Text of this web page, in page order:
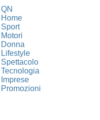
QN
Home
Sport
Motori
Donna
Lifestyle
Spettacolo
Tecnologia
Imprese
Promozioni